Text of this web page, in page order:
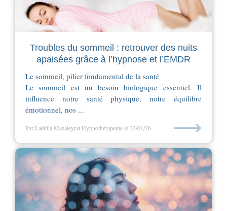
Troubles du sommeil : retrouver des nuits
apaisées grâce à l’hypnose et l’EMDR
Le sommeil, pilier fondamental de la santé
Le sommeil est un besoin biologique essentiel. Il
influence notre santé physique, notre équilibre
émotionnel, nos ...
Par Laëtitia Mazaleyrat Hypnothérapeute le 23/01/26 ⟶